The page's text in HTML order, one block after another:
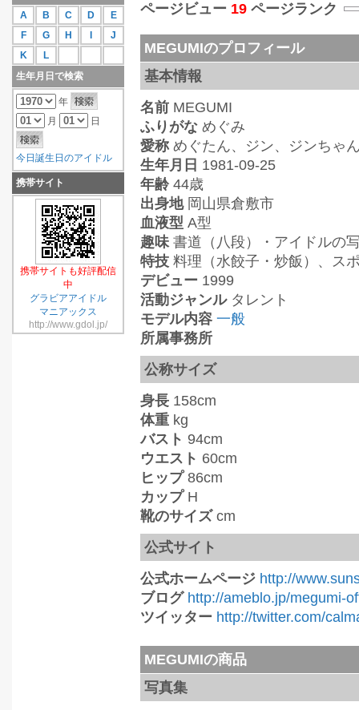
ページビュー 19 ページランク
MEGUMIのプロフィール
基本情報
名前 MEGUMI
ふりがな めぐみ
愛称 めぐたん、ジン、ジンちゃ
生年月日 1981-09-25
年齢 44歳
出身地岡山県倉敷市
血液型 A型
趣味書道（八段）・アイドルの
特技 料理（水餃子・炒飯）、ス
デビュー 1999
活動ジャンルタレント
モデル内容 一般
所属事務所
公称サイズ
身長 158cm
体重 kg
バスト 94cm
ウエスト 60cm
ヒップ86cm
カップH
靴のサイズcm
公式サイト
公式ホームページ http://
ブログ http://ameblo.jp/megumi-
ツイッター http://twitter.com/
MEGUMIの商品
写真集
A
B C D
E
F
G H
J
K
L
生年月日で検索
年
月
日
今日誕生日のアイドル
携帯サイト
携帯サイトも好評配信
中
グラビアアイドル
マニアックス
http://www.gdol.jp/